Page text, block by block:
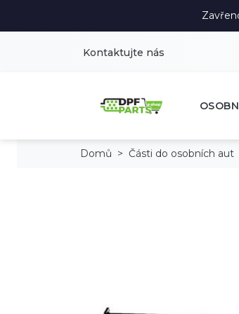
Kontaktujte nás
Domů Části do osobních aut